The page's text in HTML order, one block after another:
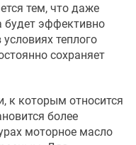
тем, что даже
будет эффективно
теплого
сохраняет
к которым относится
более
моторное масло